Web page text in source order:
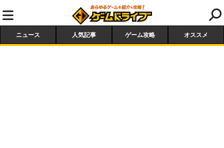
ニュース 人気記事 ゲーム攻略 オススメ